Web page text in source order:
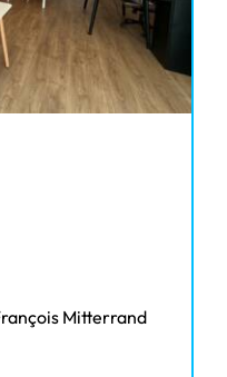
Mitterrand